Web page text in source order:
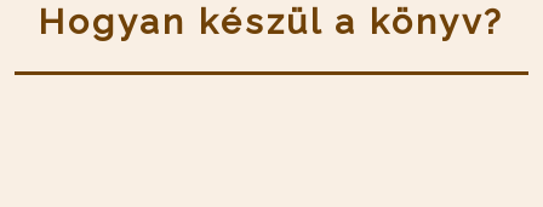
Hogyan készül a könyv?